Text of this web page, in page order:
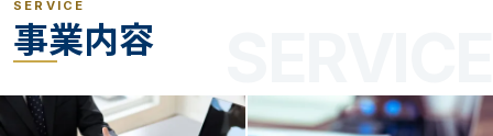
SERVICE
事業内容